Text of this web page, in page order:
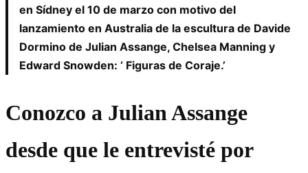
en Sídney el 10 de marzo con motivo del
lanzamiento en Australia de la escultura de Davide
Dormino de Julian Assange, Chelsea Manning y
Edward Snowden: ‘ Figuras de Coraje.’
Conozco a Julian Assange
desde que le entrevisté por